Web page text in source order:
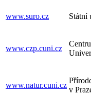
www.suro.cz Státní
www.czp.cuni.cz
www.natur.cuni.cz
v